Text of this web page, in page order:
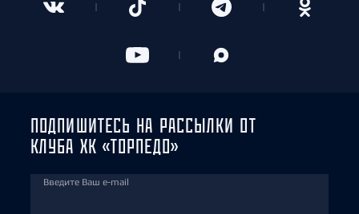
ПОДПИШИТЕСЬ НА РАССЫЛКИ ОТ
КЛУБА ХК «ТОРПЕДО»
Введите Ваш e-mail